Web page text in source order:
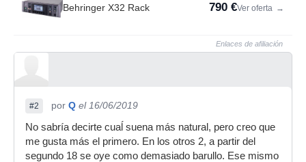
Behringer X32 Rack 790 €Ver oferta →
Enlaces de afiliación
#2 por Q el 16/06/2019
No sabría decirte cuaĺ suena más natural, pero creo que
me gusta más el primero. En los otros 2, a partir del
segundo 18 se oye como demasiado barullo. Ese mismo